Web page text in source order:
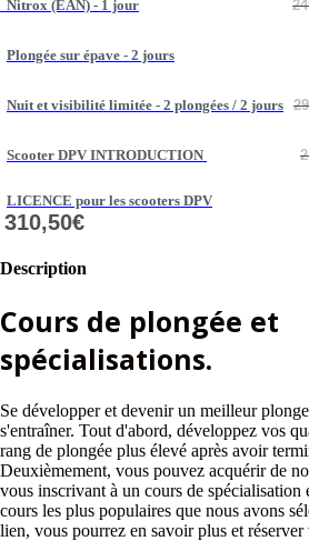
Nitrox (EAN) - 1 jour
Plongée sur épave - 2 jours
Nuit et visibilité limitée - 2 plongées / 2 jours
Scooter DPV INTRODUCTION
LICENCE pour les scooters DPV
310,50€
Description
Cours de plongée et
spécialisations.
Se développer et devenir un meilleur
s'entraîner. Tout d'abord, développez vos
rang de plongée plus élevé après avoir
Deuxièmement, vous pouvez acquérir de
vous inscrivant à un cours de spécialisation
cours les plus populaires que nous avons
lien, vous pourrez en savoir plus et